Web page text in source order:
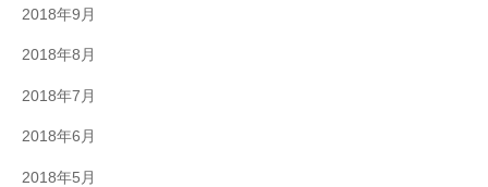
2018年9月
2018年8月
2018年7月
2018年6月
2018年5月